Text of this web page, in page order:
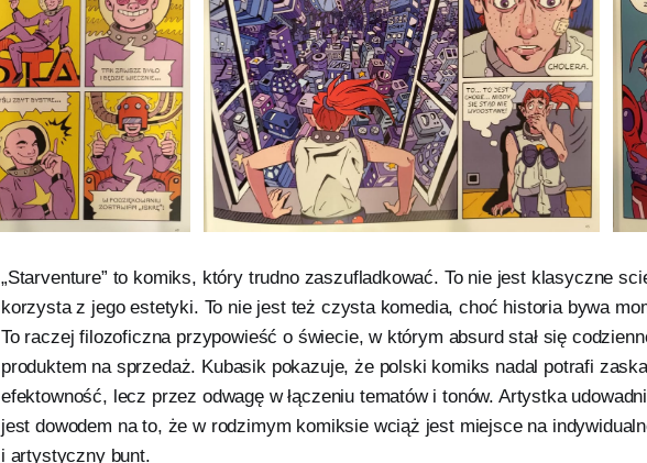
„Starventure” to komiks, który trudno zaszufladkować. To nie jest klasyczne
korzysta z jego estetyki. To nie jest też czysta komedia, choć historia bywa
To raczej filozoficzna przypowieść o świecie, w którym absurd stał się
produktem na sprzedaż. Kubasik pokazuje, że polski komiks nadal potrafi
efektowność, lecz przez odwagę w łączeniu tematów i tonów. Artystka
jest dowodem na to, że w rodzimym komiksie wciąż jest miejsce na
i artystyczny bunt.